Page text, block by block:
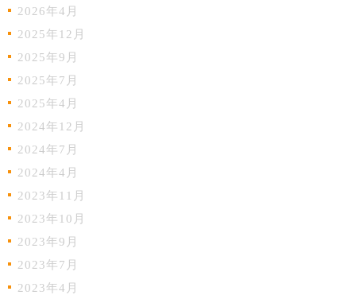
2026年4月
2025年12月
2025年9月
2025年7月
2025年4月
2024年12月
2024年7月
2024年4月
2023年11月
2023年10月
2023年9月
2023年7月
2023年4月